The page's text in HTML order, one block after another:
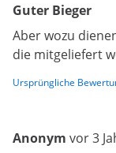
Guter Bieger
Aber wozu
die mitgeliefert
Ursprüngliche
Anonym vor 3